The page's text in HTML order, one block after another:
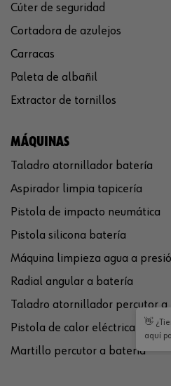
Cúter de seguridad
Cortadora de azulejos
Carracas
Paleta de albañil
Extractor de tornillos
MÁQUINAS
Taladro atornillador batería
Aspirador limpia tapicería
Pistola de impacto neumática
Pistola silicona batería
Máquina limpieza agua a
Radial angular a batería
Taladro atornillador percutor a
Pistola de calor eléctrica
Martillo percutor a batería
👋
aquí